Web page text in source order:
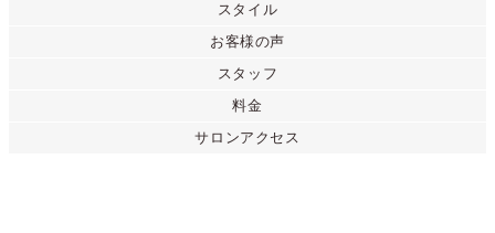
スタイル
お客様の声
スタッフ
料金
サロンアクセス